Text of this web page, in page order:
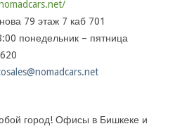
79 этаж 7 каб 701
понедельник – пятница
город! Офисы в Бишкеке и